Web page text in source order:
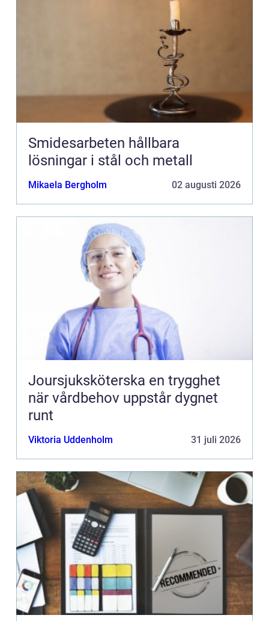
Smidesarbeten hållbara
lösningar i stål och metall
Mikaela Bergholm 02 augusti 2026
Joursjuksköterska en trygghet
när vårdbehov uppstår dygnet
runt
Viktoria Uddenholm 31 juli 2026